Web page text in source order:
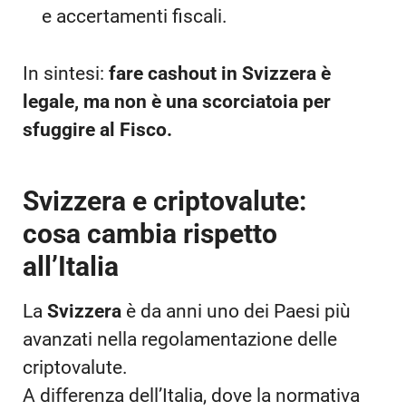
e accertamenti fiscali.
In sintesi: fare cashout in Svizzera è
legale, ma non è una scorciatoia per
sfuggire al Fisco.
Svizzera e criptovalute:
cosa cambia rispetto
all’Italia
La Svizzera è da anni uno dei Paesi più
avanzati nella regolamentazione delle
criptovalute.
A differenza dell’Italia, dove la normativa